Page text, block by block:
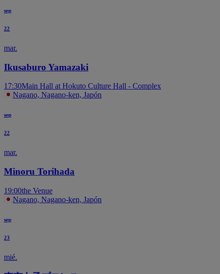
sep
22
mar.
Ikusaburo Yamazaki
17:30Main Hall at Hokuto Culture Hall - Complex
Nagano, Nagano-ken, Japón
sep
22
mar.
Minoru Torihada
19:00the Venue
Nagano, Nagano-ken, Japón
sep
23
mié.